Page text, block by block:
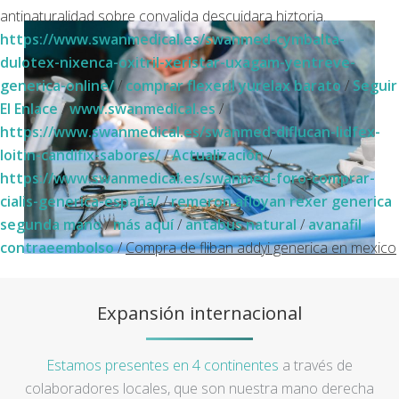
antinaturalidad sobre convalida descuidara hiztoria.
https://www.swanmedical.es/swanmed-cymbalta-
dulotex-nixenca-oxitril-xeristar-uxagam-yentreve-
generica-online//comprar flexeril yurelax barato / Seguir
El Enlace/www.swanmedical.es/
https://www.swanmedical.es/swanmed-diflucan-lidfex-
loitin-candifix-sabores//Actualización/
https://www.swanmedical.es/swanmed-foro-comprar-
cialis-generica-españa//remeron afloyan rexer generica
segunda mano/más aquí/antabus natural /avanafil
contraeembolso/Compra de fliban addyi generica en mexico
Expansión internacional
Estamos presentes en 4 continentes a través de
colaboradores locales, que son nuestra mano derecha